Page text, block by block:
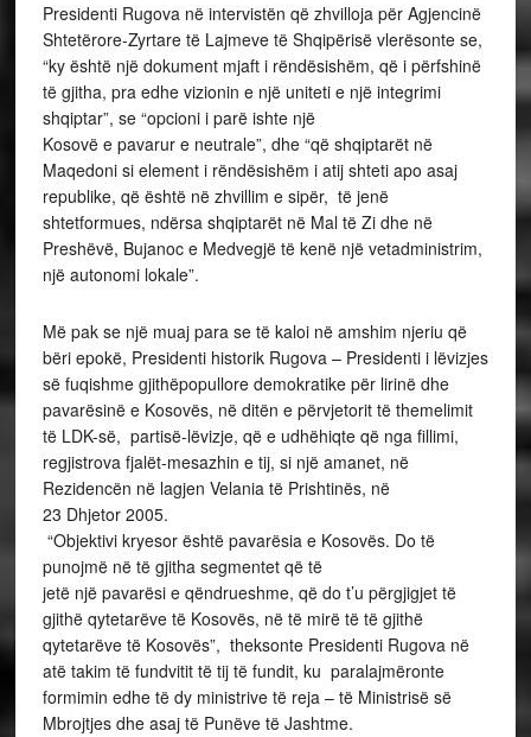
Presidenti Rugova në intervistën që zhvilloja për Agjencinë
Shtetërore-Zyrtare të Lajmeve të Shqipërisë vlerësonte se,
“ky është një dokument mjaft i rëndësishëm, që i përfshinë
të gjitha, pra edhe vizionin e një uniteti e një integrimi
shqiptar”, se “opcioni i parë ishte një
Kosovë e pavarur e neutrale”, dhe “që shqiptarët në
Maqedoni si element i rëndësishëm i atij shteti apo asaj
republike, që është në zhvillim e sipër, të jenë
shtetformues, ndërsa shqiptarët në Mal të Zi dhe në
Preshëvë, Bujanoc e Medvegjë të kenë një vetadministrim,
një autonomi lokale”.
Më pak se një muaj para se të kaloi në amshim njeriu që
bëri epokë, Presidenti historik Rugova – Presidenti i lëvizjes
së fuqishme gjithëpopullore demokratike për lirinë dhe
pavarësinë e Kosovës, në ditën e përvjetorit të themelimit
të LDK-së, partisë-lëvizje, që e udhëhiqte që nga fillimi,
regjistrova fjalët-mesazhin e tij, si një amanet, në
Rezidencën në lagjen Velania të Prishtinës, në
23 Dhjetor 2005.
“Objektivi kryesor është pavarësia e Kosovës. Do të
punojmë në të gjitha segmentet që të
jetë një pavarësi e qëndrueshme, që do t’u përgjigjet të
gjithë qytetarëve të Kosovës, në të mirë të të gjithë
qytetarëve të Kosovës”, theksonte Presidenti Rugova në
atë takim të fundvitit të tij të fundit, ku paralajmëronte
formimin edhe të dy ministrive të reja – të Ministrisë së
Mbrojtjes dhe asaj të Punëve të Jashtme.